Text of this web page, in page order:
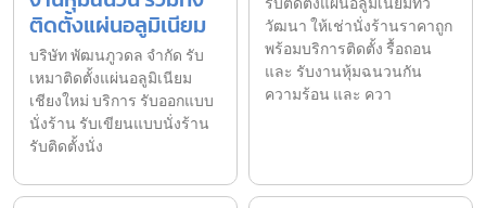
ติดตั้งแผ่นอลูมิเนียม
บริษัท พัฒนภูวดล จำกัด รับ
เหมาติดตั้งแผ่นอลูมิเนียม
เชียงใหม่ บริการ รับออกแบบ
นั่งร้าน รับเขียนแบบนั่งร้าน
รับติดตั้งนั่ง
วัฒนา ให้เช่านั่งร้านราคาถูก
พร้อมบริการติดตั้ง รื้อถอน
และ รับงานหุ้มฉนวนกัน
ความร้อน และ ควา